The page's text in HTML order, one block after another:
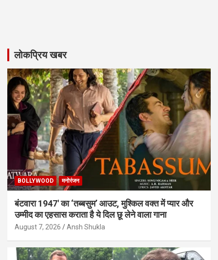
लोकप्रिय खबर
BOLLYWOOD मनोरंजन
बंटवारा 1947′ का ‘तब्बसुम’ आउट, मुश्किल वक्त में प्यार और
उम्मीद का एहसास कराता है ये दिल छू लेने वाला गाना
August 7, 2026 Ansh Shukla